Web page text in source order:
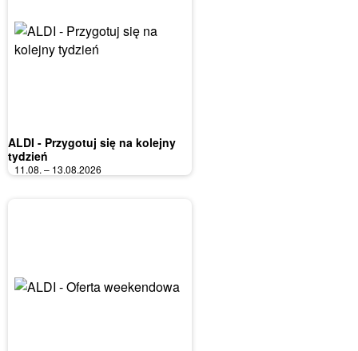
ALDI - Przygotuj się na kolejny
tydzień
11.08. – 13.08.2026